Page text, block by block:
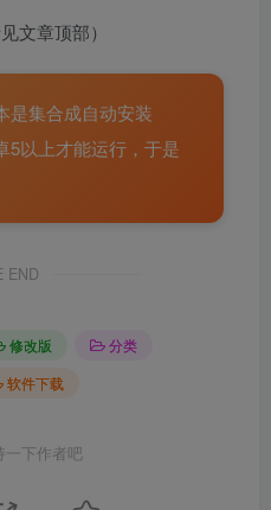
文章顶部）
是集合成自动安装
5以上才能运行，于是
END
修改版
分类
软件下载
一下作者吧